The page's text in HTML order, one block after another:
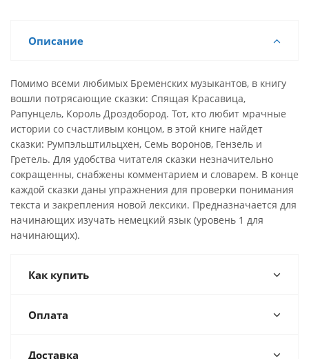
Описание
Помимо всеми любимых Бременских музыкантов, в книгу
вошли потрясающие сказки: Спящая Красавица,
Рапунцель, Король Дроздобород. Тот, кто любит мрачные
истории со счастливым концом, в этой книге найдет
сказки: Румпэльштильцхен, Семь воронов, Гензель и
Гретель. Для удобства читателя сказки незначительно
сокращенны, снабжены комментарием и словарем. В конце
каждой сказки даны упражнения для проверки понимания
текста и закрепления новой лексики. Предназначается для
начинающих изучать немецкий язык (уровень 1 для
начинающих).
Как купить
Оплата
Доставка